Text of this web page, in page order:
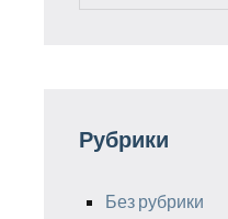
Рубрики
Без рубрики